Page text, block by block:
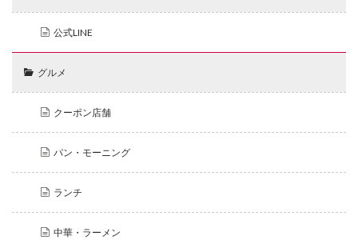
公式LINE
グルメ
クーポン店舗
パン・モーニング
ランチ
中華・ラーメン